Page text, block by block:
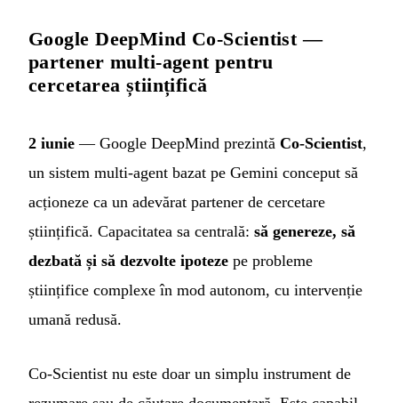
Google DeepMind Co-Scientist —
partener multi-agent pentru
cercetarea științifică
2 iunie — Google DeepMind prezintă Co-Scientist,
un sistem multi-agent bazat pe Gemini conceput să
acționeze ca un adevărat partener de cercetare
științifică. Capacitatea sa centrală: să genereze, să
dezbată și să dezvolte ipoteze pe probleme
științifice complexe în mod autonom, cu intervenție
umană redusă.
Co-Scientist nu este doar un simplu instrument de